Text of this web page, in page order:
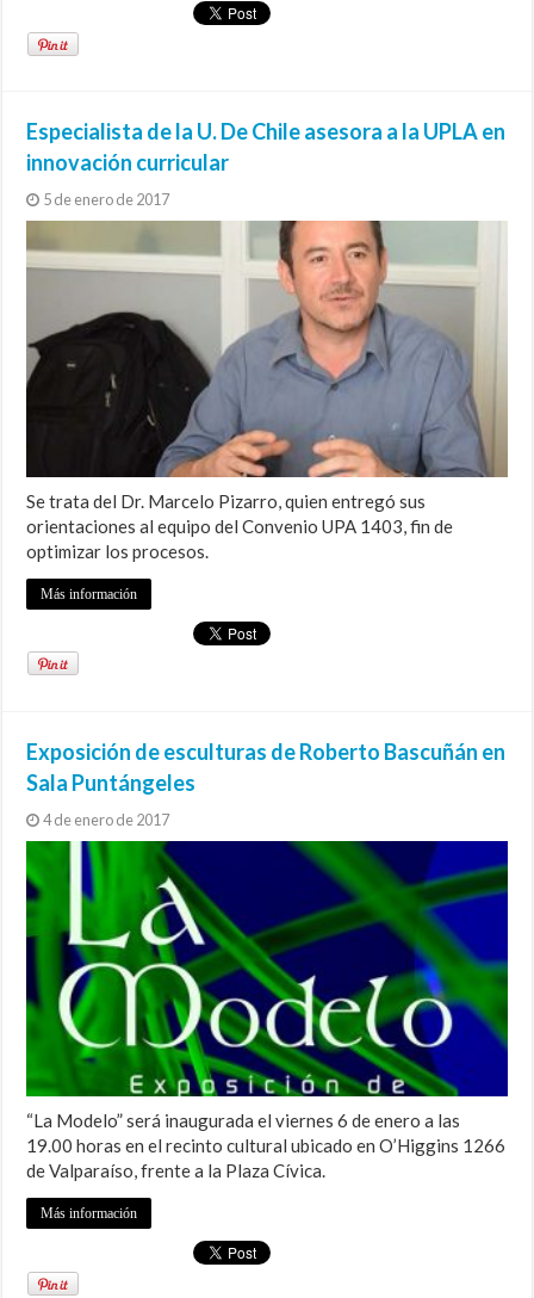
Especialista de la U. De Chile asesora a la UPLA en
innovación curricular
5 de enero de 2017
Se trata del Dr. Marcelo Pizarro, quien entregó sus
orientaciones al equipo del Convenio UPA 1403, fin de
optimizar los procesos.
Más información
Exposición de esculturas de Roberto Bascuñán en
Sala Puntángeles
4 de enero de 2017
“La Modelo” será inaugurada el viernes 6 de enero a las
19.00 horas en el recinto cultural ubicado en O’Higgins 1266
de Valparaíso, frente a la Plaza Cívica.
Más información